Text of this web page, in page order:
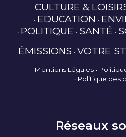
CULTURE &
EDUCATION
POLITIQUE SANTÉ
ÉMISSIONS VOTRE
Mentions Légales
Politique des
Réseaux